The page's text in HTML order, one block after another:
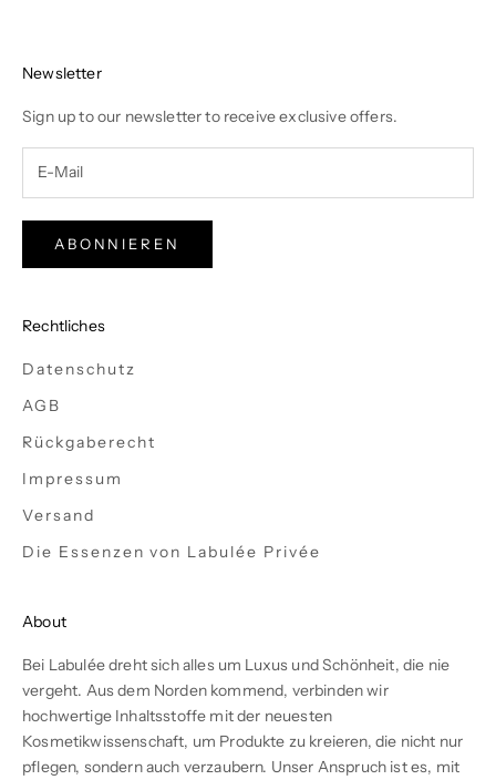
Newsletter
Sign up to our newsletter to receive exclusive offers.
ABONNIEREN
Rechtliches
Datenschutz
AGB
Rückgaberecht
Impressum
Versand
Die Essenzen von Labulée Privée
About
Bei Labulée dreht sich alles um Luxus und Schönheit, die nie
vergeht. Aus dem Norden kommend, verbinden wir
hochwertige Inhaltsstoffe mit der neuesten
Kosmetikwissenschaft, um Produkte zu kreieren, die nicht nur
pflegen, sondern auch verzaubern. Unser Anspruch ist es, mit